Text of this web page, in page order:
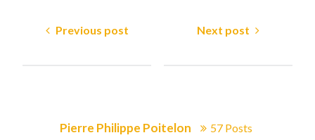
Previous post Next post
Pierre Philippe Poitelon 57 Posts